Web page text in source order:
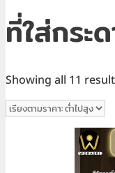
ที่ใส่กระ
Showing all 11